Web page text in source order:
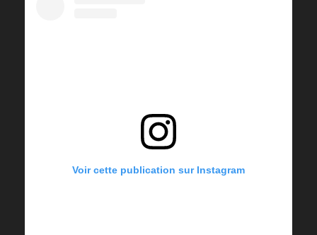
Voir cette publication sur Instagram